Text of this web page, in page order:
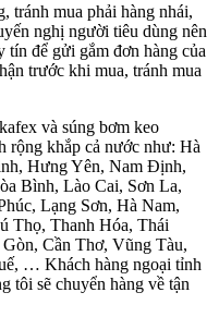
tránh mua phải hàng nhái,
nghị người tiêu dùng nên
tín để gửi gắm đơn hàng của
trước khi mua, tránh mua
và súng bơm keo
rộng khắp cả nước như: Hà
Hưng Yên, Nam Định,
Bình, Lào Cai, Sơn La,
Lạng Sơn, Hà Nam,
Thọ, Thanh Hóa, Thái
Cần Thơ, Vũng Tàu,
… Khách hàng ngoại tỉnh
tôi sẽ chuyển hàng về tận